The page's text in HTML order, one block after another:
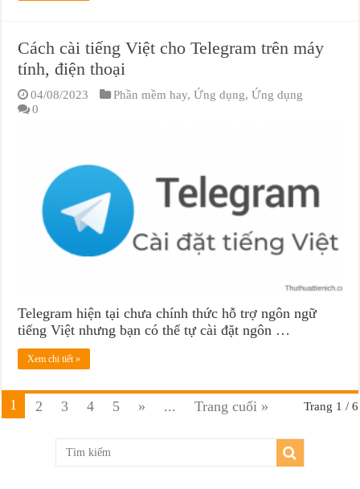
Cách cài tiếng Việt cho Telegram trên máy
tính, điện thoại
04/08/2023 Phần mềm hay,Ứng dụng,Ứng dụng
0
Telegram hiện tại chưa chính thức hỗ trợ ngôn ngữ
tiếng Việt nhưng bạn có thể tự cài đặt ngôn …
Xem chi tiết »
Trang 1 / 6
1 2 3 4 5 » ... Trang cuối »